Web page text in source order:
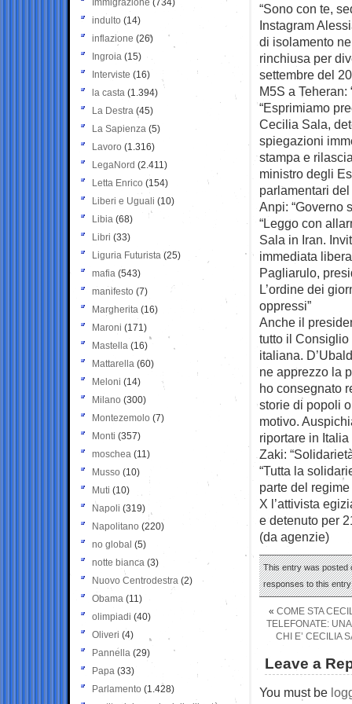
“Sono con te,
Instagram
di isolamento
rinchiusa per
settembre del
M5S a Teheran:
“Esprimiamo
Cecilia Sala,
spiegazioni
stampa e
ministro degli
parlamentari
Anpi: “Governo
“Leggo con
Sala in Iran.
immediata
Pagliarulo,
L’ordine dei
oppressi”
Anche il
tutto il
italiana.
ne apprezzo la
ho consegnato
storie di popoli
motivo.
riportare in
Zaki:
“Tutta la
parte del
X l’attivista
e detenuto per
(da agenzie)
This entry was posted
responses to this
« COME STA
TELEFONATE:
CHI E’ CECILIA
Leave a
You must be
Immigrazione (734)
indulto (14)
inflazione (26)
Ingroia (15)
Interviste (16)
la casta (1.394)
La Destra (45)
La Sapienza (5)
Lavoro (1.316)
LegaNord (2.411)
Letta Enrico (154)
Liberi e Uguali (10)
Libia (68)
Libri (33)
Liguria Futurista (25)
mafia (543)
manifesto (7)
Margherita (16)
Maroni (171)
Mastella (16)
Mattarella (60)
Meloni (14)
Milano (300)
Montezemolo (7)
Monti (357)
moschea (11)
Musso (10)
Muti (10)
Napoli (319)
Napolitano (220)
no global (5)
notte bianca (3)
Nuovo Centrodestra (2)
Obama (11)
olimpiadi (40)
Oliveri (4)
Pannella (29)
Papa (33)
Parlamento (1.428)